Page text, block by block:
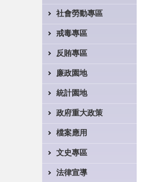
社會勞動專區
戒毒專區
反賄專區
廉政園地
統計園地
政府重大政策
檔案應用
文史專區
法律宣導